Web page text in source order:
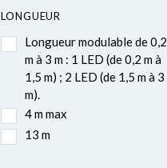
LONGUEUR
Longueur modulable de 0,2
m à 3 m : 1 LED (de 0,2 m à
1,5 m) ; 2 LED (de 1,5 m à 3
m).
4 m max
13 m